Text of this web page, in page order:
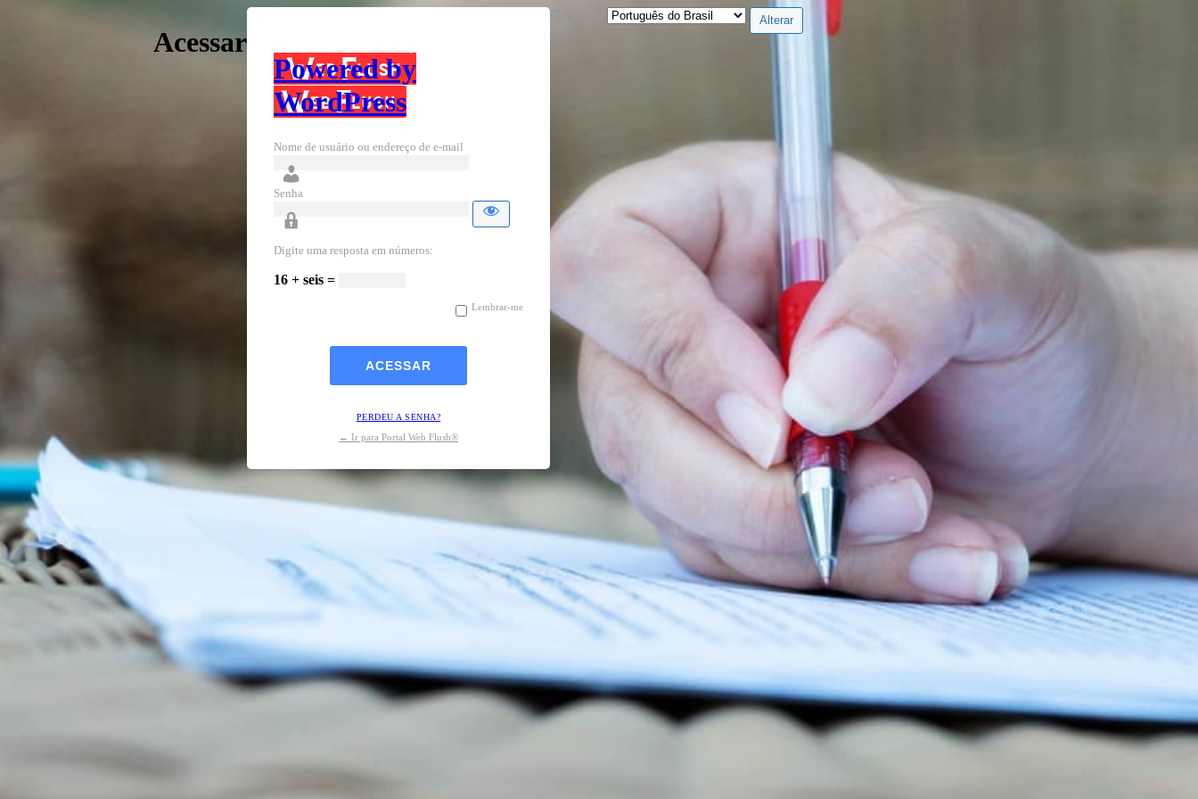
Acessar
Powered by
WordPress
Nome de usuário ou endereço de e-mail
Senha
Digite uma resposta em números:
16 + seis =
Lembrar-me
PERDEU A SENHA?
← Ir para Portal Web Flush®